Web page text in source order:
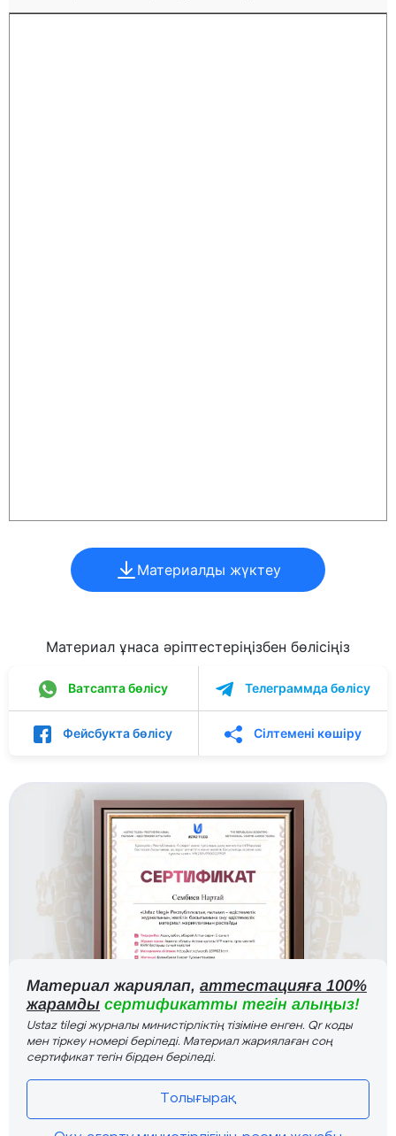
Материалды жүктеу
Материал ұнаса әріптестеріңізбен бөлісіңіз
Ватсапта бөлісу Телеграммда бөлісу
Фейсбукта бөлісу Сілтемені көшіру
Материал жариялап, аттестацияға 100%
жарамды сертификатты тегін алыңыз!
Ustaz tilegi журналы министірліктің тізіміне енген. Qr коды
мен тіркеу номері беріледі. Материал жариялаған соң
сертификат тегін бірден беріледі.
Толығырақ